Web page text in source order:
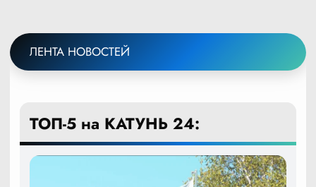
ЛЕНТА НОВОСТЕЙ
ТОП-5 на КАТУНЬ 24: